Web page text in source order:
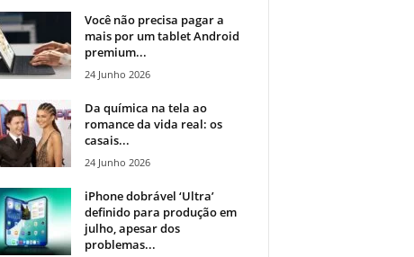
Você não precisa pagar a
mais por um tablet Android
premium...
24 Junho 2026
Da química na tela ao
romance da vida real: os
casais...
24 Junho 2026
iPhone dobrável ‘Ultra’
definido para produção em
julho, apesar dos
problemas...